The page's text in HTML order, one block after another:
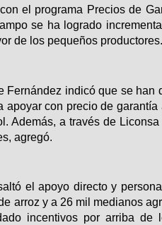
el programa Precios de
se ha logrado
de los pequeños productores.
Fernández indicó que se han
apoyar con precio de
Además, a través de
agregó.
el apoyo directo y
arroz y a 26 mil medianos
incentivos por arriba